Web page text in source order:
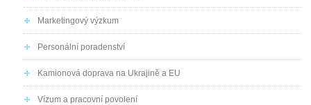
Marketingový výzkum
Personální poradenství
Kamionová doprava na Ukrajině a EU
Vízum a pracovní povolení